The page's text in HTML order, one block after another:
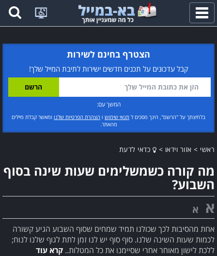
פתח
תפריט
הצטרף בחינם לשירות
קבל עדכונים על תכנים חדשים ישירות לתיבת המייל שלך!
המשך עם:
בלחיצתך על "הרשם", הינך מסכים ל תנאי שימוש ו הצהרת הפרטיות שלנו ומאשר קבלת מיילים
מהאתר.
ראשי > אזור וידאו > כדאי לדעת
מה קורה כשמשלימים שעות שינה בסוף
השבוע?
א א
אחת מהסיבות לכך שכולנו תמיד שמחים שסוף השבוע הגיע קשורה
לכמות שעות השינה שלנו. סוף סוף יש לנו זמן לתת לגוף שלנו לנוח;
ללכת לישון מאוחר אחרי שסיימנו את כל המטלות.. קרא עוד